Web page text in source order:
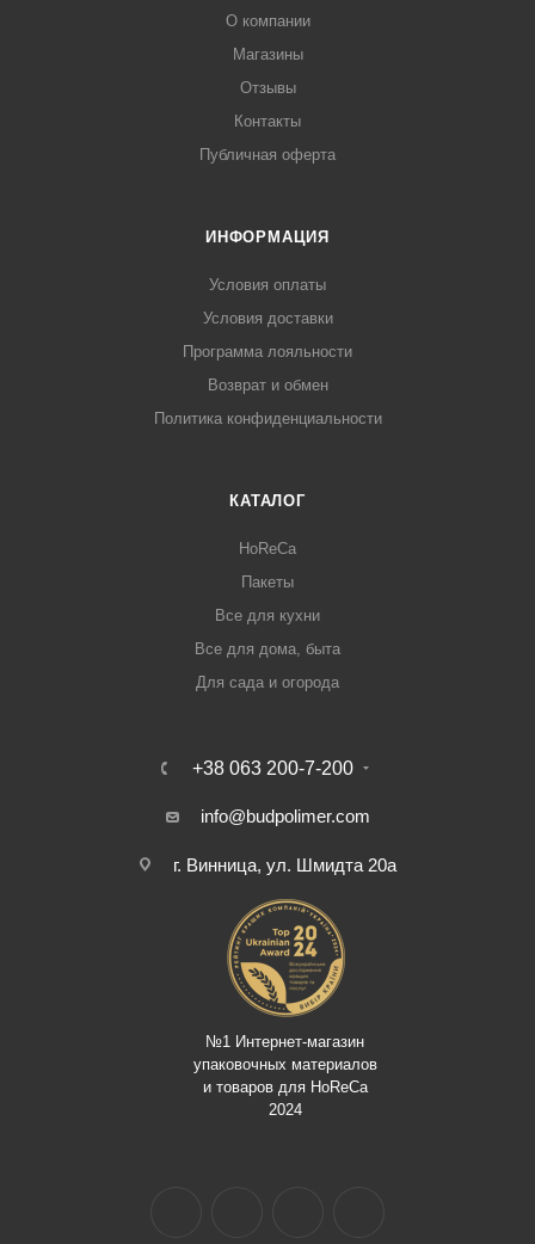
О компании
Магазины
Отзывы
Контакты
Публичная оферта
ИНФОРМАЦИЯ
Условия оплаты
Условия доставки
Программа лояльности
Возврат и обмен
Политика конфиденциальности
КАТАЛОГ
HoReCa
Пакеты
Все для кухни
Все для дома, быта
Для сада и огорода
+38 063 200-7-200
info@budpolimer.com
г. Винница, ул. Шмидта 20а
№1 Интернет-магазин
упаковочных материалов
и товаров для HoReCa
2024